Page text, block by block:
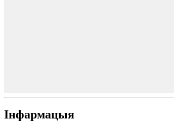
Інфармацыя